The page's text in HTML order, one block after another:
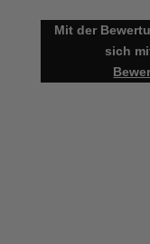
Mit der
sich